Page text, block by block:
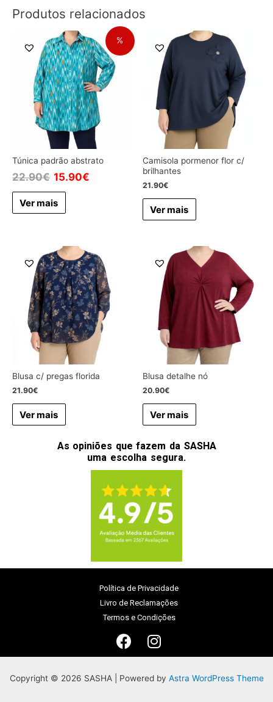
Produtos relacionados
%
Túnica padrão abstrato
22.90€ 15.90€
Ver mais
Camisola pormenor flor c/
brilhantes
21.90€
Ver mais
Blusa c/ pregas florida
21.90€
Ver mais
Blusa detalhe nó
20.90€
Ver mais
As opiniões que fazem da SASHA
uma escolha segura.
Política de Privacidade
Livro de Reclamações
Termos e Condições
Copyright © 2026 SASHA | Powered by Astra WordPress Theme